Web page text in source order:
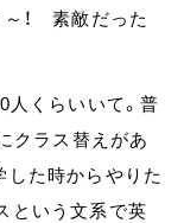
～！ 素敵だった
くらいいて。普
クラス替えがあ
した時からやりた
という文系で英